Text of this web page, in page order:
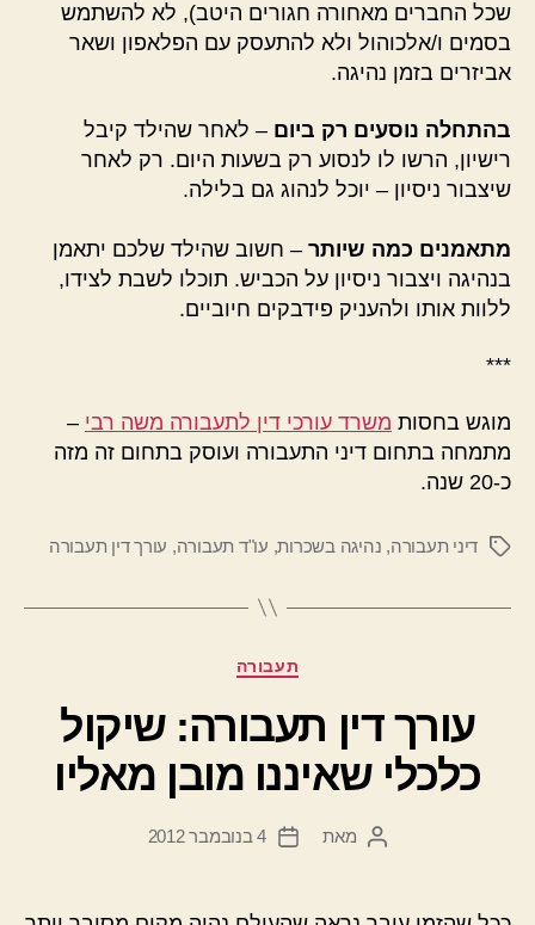
שכל החברים מאחורה חגורים היטב), לא להשתמש
בסמים ו/אלכוהול ולא להתעסק עם הפלאפון ושאר
אביזרים בזמן נהיגה.
בהתחלה נוסעים רק ביום – לאחר שהילד קיבל
רישיון, הרשו לו לנסוע רק בשעות היום. רק לאחר
שיצבור ניסיון – יוכל לנהוג גם בלילה.
מתאמנים כמה שיותר – חשוב שהילד שלכם יתאמן
בנהיגה ויצבור ניסיון על הכביש. תוכלו לשבת לצידו,
ללוות אותו ולהעניק פידבקים חיוביים.
***
מוגש בחסות משרד עורכי דין לתעבורה משה רבי –
מתמחה בתחום דיני התעבורה ועוסק בתחום זה מזה
כ-20 שנה.
תגיותדיני תעבורה, נהיגה בשכרות, עו"ד תעבורה, עורך דין תעבורה
קטגוריותתעבורה
עורך דין תעבורה: שיקול
כלכלי שאיננו מובן מאליו
המחבר
מאת
תאריך
4 בנובמבר 2012